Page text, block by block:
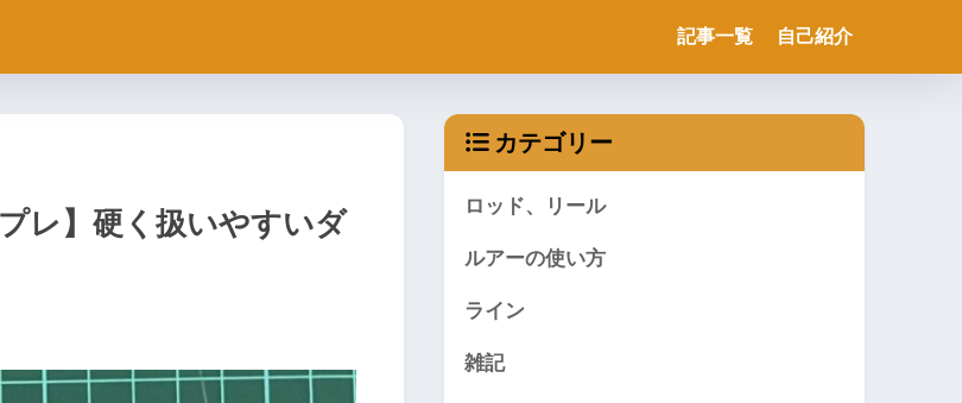
記事一覧 自己紹介
レ】硬く扱いやすいダ
カテゴリー
ロッド、リール
ルアーの使い方
ライン
雑記